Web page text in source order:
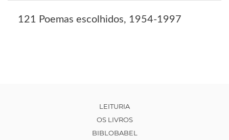
121 Poemas escolhidos, 1954-1997
LEITURIA
OS LIVROS
BIBLOBABEL